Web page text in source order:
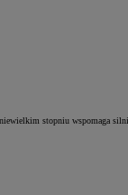
stopniu wspomaga